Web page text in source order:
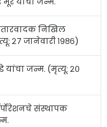
निखिल
२७ जानेवारी १९८६)
जन्म. (मृत्यू: २०
संस्थापक